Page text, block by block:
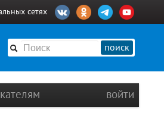
сетях
поиск
войти